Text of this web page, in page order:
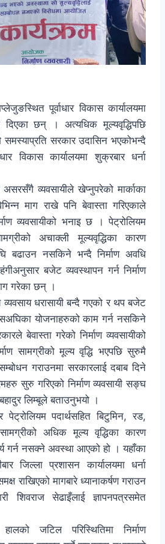
पूर्वाधार विकास कार्यालयमा
दिएका छन् । अत्यधिक मूल्यवृद्धिपछि
समस्याप्रति सरकार उदासिन भएकोभन्दै
विकास कार्यालयमा शुक्रबार धर्ना
असरसँगै व्यवसायीले खेप्नुपरेको मार्काका
माग राखे पनि बेवास्ता गरिएकाले
व्यवसायीको भनाइ छ । पेट्रोलियम
अचाक्ली मूल्यवृद्धिका कारण
बढाउन नसकिने भन्दै निर्माण अवधि
बजेट व्यवस्थापन गर्न निर्माण
गरेका छन् ।
व्यवसाय धरासायी बन्दै गएको र थप बजेट
योजनाहरुको काम गर्न नसकिने
बेवास्ता गरेको निर्माण व्यवसायीको
सामग्रीको मूल्य वृद्धि भएपछि सुरुमै
गराउनमा सरकारलाई दबाब दिने
सुरु गरिएको निर्माण व्यवसायी सङ्घ
लिम्बूले बताउनुभयो ।
पेट्रोलियम पदार्थसहित बिटुमिन, रड,
सामग्रीको अधिक मूल्य वृद्धिका कारण
गर्न नसक्ने अवस्था आएको हो । यहाँका
जिल्ला प्रशासन कार्यालयमा धर्ना
राखिएको मागबारे ध्यानाकर्षण गराउन
शिवराज सेढाइँलाई ज्ञापनपत्रसमेत
हालको जटिल परिस्थितिमा निर्माण